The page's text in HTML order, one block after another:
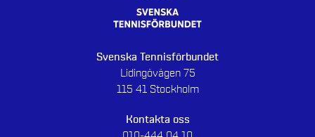
Svenska Tennisförbundet
Lidingövägen 75
115 41 Stockholm
Kontakta oss